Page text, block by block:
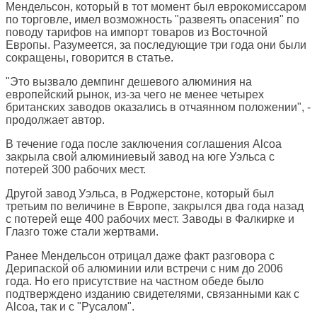
Мендельсон, который в тот момент был еврокомиссаром
по торговле, имел возможность "развеять опасения" по
поводу тарифов на импорт товаров из Восточной
Европы. Разумеется, за последующие три года они были
сокращены, говорится в статье.
"Это вызвало демпинг дешевого алюминия на
европейский рынок, из-за чего не менее четырех
британских заводов оказались в отчаянном положении", -
продолжает автор.
В течение года после заключения соглашения Alcoa
закрыла свой алюминиевый завод на юге Уэльса с
потерей 300 рабочих мест.
Другой завод Уэльса, в Роджерстоне, который был
третьим по величине в Европе, закрылся два года назад
с потерей еще 400 рабочих мест. Заводы в Фалкирке и
Глазго тоже стали жертвами.
Ранее Мендельсон отрицал даже факт разговора с
Дерипаской об алюминии или встречи с ним до 2006
года. Но его присутствие на частном обеде было
подтверждено изданию свидетелями, связанными как с
Alcoa, так и с "Русалом".